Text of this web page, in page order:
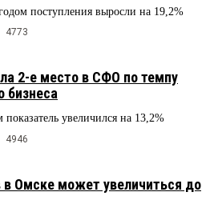
поступления выросли на 19,2%
4773
2-е место в СФО по темпу
бизнеса
увеличился на 13,2%
4946
Омске может увеличиться до